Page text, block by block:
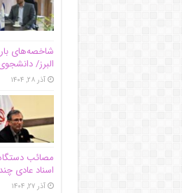
شاخصه‌های
البرز/
آذر ۲۸, ۱۴۰۴
مصائب
اسناد عادی
آذر ۲۷, ۱۴۰۴